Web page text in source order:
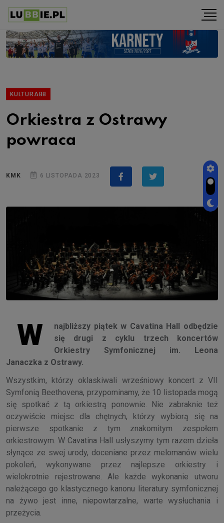
KULTURABB
Orkiestra z Ostrawy
powraca
KMK 6 LISTOPADA 2023
W
najbliższy piątek w Cavatina Hall odbędzie
się drugi z cyklu trzech koncertów
Orkiestry Symfonicznej im. Leona
Janaczka z Ostrawy.
Wszystkim, którzy oklaskiwali wrześniowy koncert z VII
Symfonią Beethovena, przypominamy, że 10 listopada mogą
się spotkać z tą orkiestrą ponownie. Nie zabraknie też
oczywiście miejsc dla chętnych, którzy wybiorą się na
pierwsze spotkanie z tym znakomitym zespołem
orkiestrowym. W Cavatina Hall usłyszymy tym razem dzieła
słynące ze swej urody, doceniane przez melomanów wielu
pokoleń, wykonywane przez najlepsze orkiestry i
wielokrotnie rejestrowane. Ale każde wykonanie utworu
należącego go klastycznego kanonu literatury symfonicznej
na żywo jest inne, niepowtarzalne, warte wysłuchania i
przeżycia.